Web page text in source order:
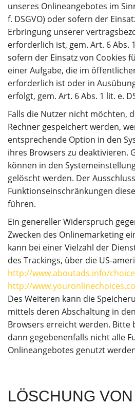
unseres Onlineangebotes im
f. DSGVO) oder sofern der
Erbringung unserer
erforderlich ist, gem. Art. 6 Abs.
sofern der Einsatz von Cookies
einer Aufgabe, die im
erforderlich ist oder in
erfolgt, gem. Art. 6 Abs. 1 lit. e.
Falls die Nutzer nicht möchten,
Rechner gespeichert werden,
entsprechende Option in den
ihres Browsers zu deaktivieren.
können in den
gelöscht werden. Der
Funktionseinschränkungen
führen.
Ein genereller Widerspruch
Zwecken des Onlinemarketing
kann bei einer Vielzahl der
des Trackings, über die US-
http://www.aboutads.info/
http://
Des Weiteren kann die
mittels deren Abschaltung in
Browsers erreicht werden. Bitte
dann gegebenenfalls nicht alle
Onlineangebotes genutzt
LÖSCHUNG